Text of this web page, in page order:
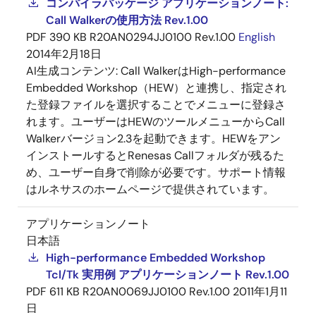
コンパイラパッケージ アプリケーションノート:
Call Walkerの使用方法 Rev.1.00
PDF 390 KB R20AN0294JJ0100 Rev.1.00 English
2014年2月18日
AI生成コンテンツ:Call WalkerはHigh-performance
Embedded Workshop（HEW）と連携し、指定され
た登録ファイルを選択することでメニューに登録さ
れます。ユーザーはHEWのツールメニューからCall
Walkerバージョン2.3を起動できます。HEWをアン
インストールするとRenesas Callフォルダが残るた
め、ユーザー自身で削除が必要です。サポート情報
はルネサスのホームページで提供されています。
アプリケーションノート
日本語
High-performance Embedded Workshop
Tcl/Tk 実用例 アプリケーションノート Rev.1.00
PDF 611 KB R20AN0069JJ0100 Rev.1.00 2011年1月11
日